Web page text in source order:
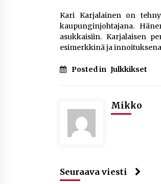
Kari Karjalainen on
kaupunginjohtajana.
asukkaisiin. Karjalaisen
esimerkkinä ja
Posted in Julkkikset
Mikko
Seuraava viesti